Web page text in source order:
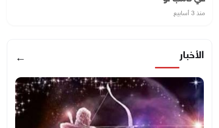
منذ 3 أسابيع
الأخبار ←